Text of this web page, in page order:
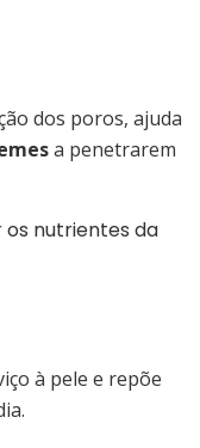
dos poros, ajuda
a penetrarem
nutrientes da
à pele e repõe